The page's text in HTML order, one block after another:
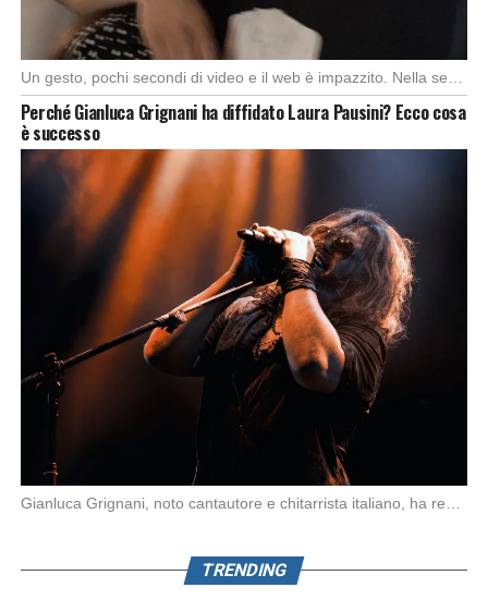
Perché Gianluca Grignani ha diffidato Laura Pausini? Ecco cosa
è successo
Gianluca Grignani, noto cantautore e chitarrista italiano, ha recentemente inviato una diffida formale a Laura […]
TRENDING